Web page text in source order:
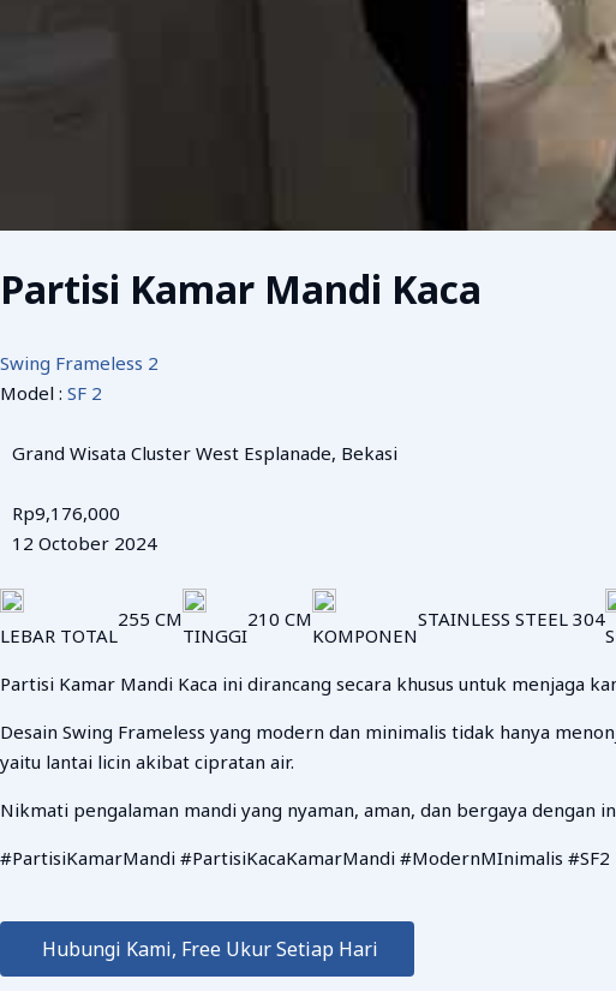
Partisi Kamar Mandi Kaca
Swing Frameless 2
Model : SF 2
Grand Wisata Cluster West Esplanade, Bekasi
Rp9,176,000
12 October 2024
LEBAR TOTAL
255 CM
TINGGI
210 CM
KOMPONEN
STAINLESS STEEL 304
Partisi Kamar Mandi Kaca ini dirancang secara khusus untuk menjaga
Desain Swing Frameless yang modern dan minimalis tidak hanya
yaitu lantai licin akibat cipratan air.
Nikmati pengalaman mandi yang nyaman, aman, dan bergaya dengan
#PartisiKamarMandi #PartisiKacaKamarMandi #ModernMInimalis #SF2
Hubungi Kami, Free Ukur Setiap Hari